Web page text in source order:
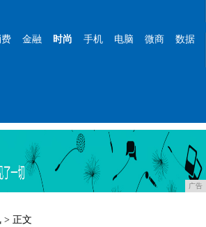
金融 时尚 手机 电脑 微商 数据
广告
> 正文